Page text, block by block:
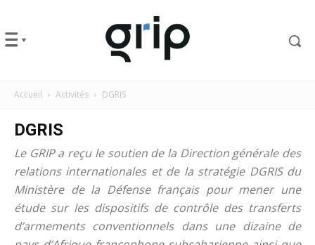
Accueil Activités DGRIS
DGRIS
Le GRIP a reçu le soutien de la Direction générale des
relations internationales et de la stratégie DGRIS du
Ministère de la Défense français pour mener une
étude sur les dispositifs de contrôle des transferts
d’armements conventionnels dans une dizaine de